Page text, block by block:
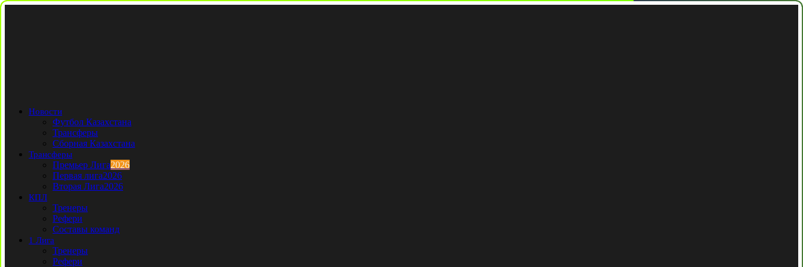
Новости
Футбол Казахстана
Трансферы
Сборная Казахстана
Трансферы
Премьер Лига2026
Первая лига2026
Вторая Лига2026
КПЛ
Тренеры
Рефери
Составы команд
1 Лига
Тренеры
Рефери